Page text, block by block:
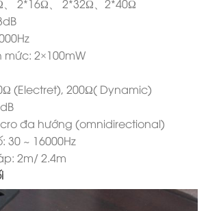
2*16Ω、 2*32Ω、2*40Ω
2×100mW
(Electret), 200Ω( Dynamic)
đa hướng (omnidirectional)
30 ~ 16000Hz
2m/ 2.4m